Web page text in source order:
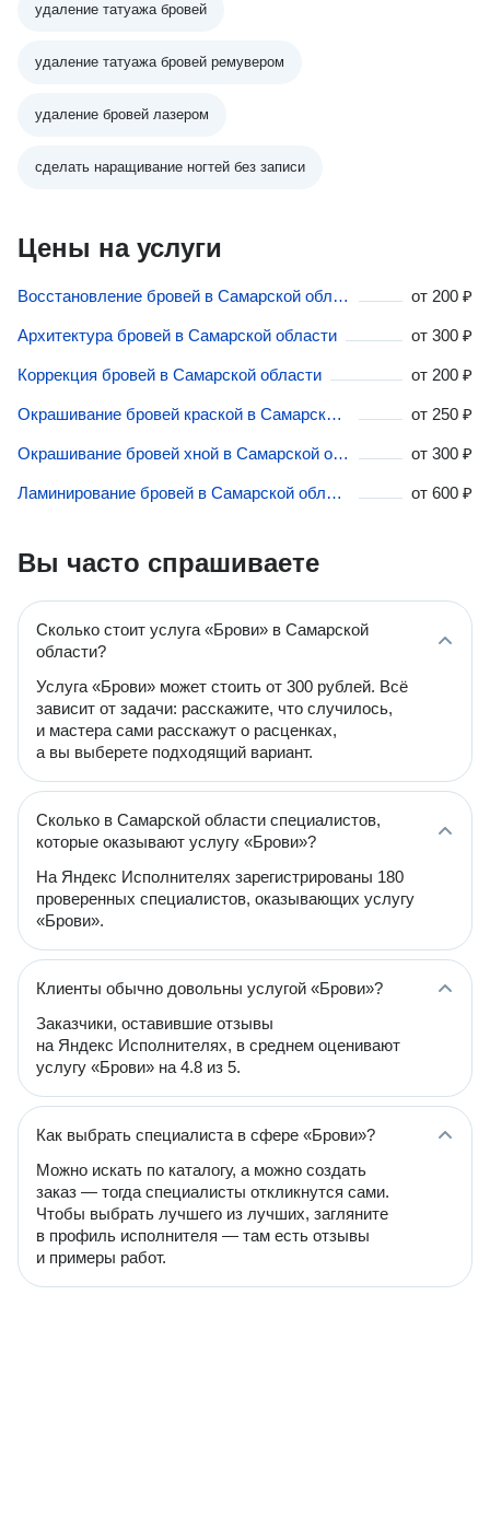
удаление татуажа бровей
удаление татуажа бровей ремувером
удаление бровей лазером
сделать наращивание ногтей без записи
Цены на услуги
Восстановление бровей в Самарской области от 200 ₽
Архитектура бровей в Самарской области от 300 ₽
Коррекция бровей в Самарской области от 200 ₽
Окрашивание бровей краской в Самарской области от 250 ₽
Окрашивание бровей хной в Самарской области от 300 ₽
Ламинирование бровей в Самарской области от 600 ₽
Вы часто спрашиваете
Сколько стоит услуга «Брови» в Самарской
области?
Услуга «Брови» может стоить от 300 рублей. Всё
зависит от задачи: расскажите, что случилось,
и мастера сами расскажут о расценках,
а вы выберете подходящий вариант.
Сколько в Самарской области специалистов,
которые оказывают услугу «Брови»?
На Яндекс Исполнителях зарегистрированы 180
проверенных специалистов, оказывающих услугу
«Брови».
Клиенты обычно довольны услугой «Брови»?
Заказчики, оставившие отзывы
на Яндекс Исполнителях, в среднем оценивают
услугу «Брови» на 4.8 из 5.
Как выбрать специалиста в сфере «Брови»?
Можно искать по каталогу, а можно создать
заказ — тогда специалисты откликнутся сами.
Чтобы выбрать лучшего из лучших, загляните
в профиль исполнителя — там есть отзывы
и примеры работ.